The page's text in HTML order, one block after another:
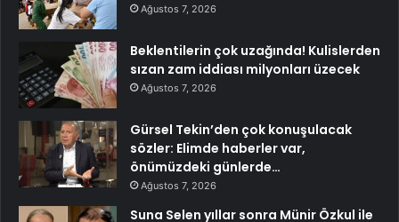
Ağustos 7, 2026
Beklentilerin çok uzağında! Kulislerden
sızan zam iddiası milyonları üzecek
Ağustos 7, 2026
Gürsel Tekin’den çok konuşulacak
sözler: Elimde haberler var,
önümüzdeki günlerde…
Ağustos 7, 2026
Suna Selen yıllar sonra Münir Özkul ile